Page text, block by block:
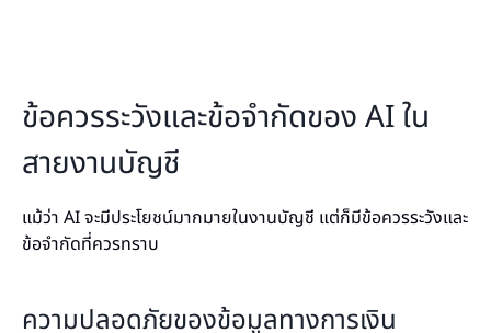
ข้อควรระวังและข้อจำกัดของ AI ใน
สายงานบัญชี
แม้ว่า AI จะมีประโยชน์มากมายในงานบัญชี แต่ก็มีข้อควรระวังและ
ข้อจำกัดที่ควรทราบ
ความปลอดภัยของข้อมูลทางการเงิน